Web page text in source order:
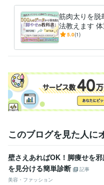
筋肉太りを脱
法教えます
太ももだけ
5.0(1)
このブログを見た人に
壁さえあればOK！脚痩せを邪
を見分ける簡単診断
記事
美容・ファッション